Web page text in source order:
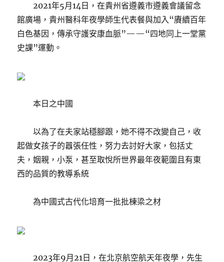
2021年5月14日，在貴州省遵義市遵義會議留念
館廣場，貴州醫科年夜學師生代表餐與加入“賡續百年
白色基因，傳承守護安康血脈”——“四地同上一堂黨
史課”運動。
本日之中國
以為了在夫家站穩腳跟，她不得不改變自己，收
起做女孩子的囂張任性，努力去討好大家，包括丈
夫，姻親，小泵，甚至取悅所世界最年夜範圍且有東
西的品質的教導系統
為中國式古代化培育一批批棟梁之材
2023年9月21日，在北京航空航天年夜學，先生